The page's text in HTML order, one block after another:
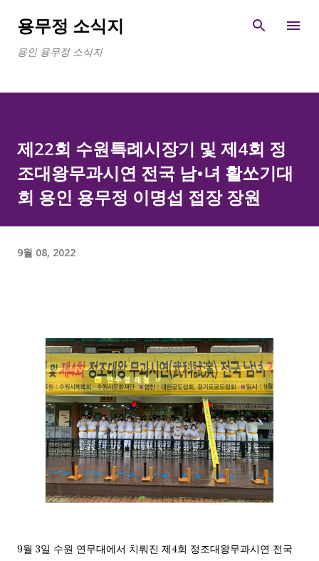
기본 콘텐츠로 건너뛰기
용무정 소식지
용인 용무정 소식지
제22회 수원특례시장기 및 제4회 정
조대왕무과시연 전국 남•녀 활쏘기대
회 용인 용무정 이명섭 접장 장원
9월 08, 2022
9월 3일 수원 연무대에서 치뤄진 제4회 정조대왕무과시연 전국